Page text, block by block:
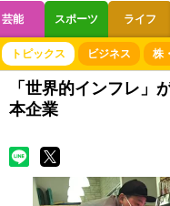
芸能 スポーツ ライフ
ボートレース 競輪 オー
トピックス ビジネス 株
「世界的インフレ」
本企業